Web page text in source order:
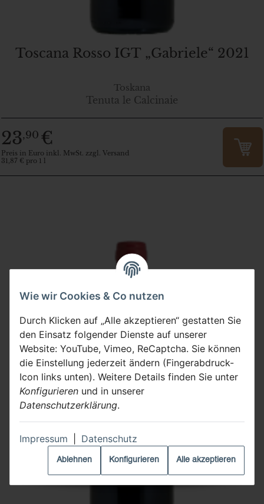
Wie wir Cookies & Co nutzen
Durch Klicken auf „Alle akzeptieren“ gestatten Sie
den Einsatz folgender Dienste auf unserer
Website: YouTube, Vimeo, ReCaptcha. Sie können
die Einstellung jederzeit ändern (Fingerabdruck-
Icon links unten). Weitere Details finden Sie unter
Konfigurieren und in unserer
Datenschutzerklärung.
Impressum Datenschutz
Ablehnen Konfigurieren Alle akzeptieren
Toscana Rosso IGT „Gabriele“ 2021
Toskana
Tenuta le Calcinaie
23,90 €
Preis in Euro inkl. MwSt. zzgl. Versand
31,87 € pro 1 l